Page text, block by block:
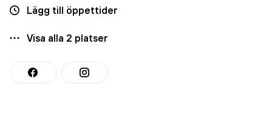
Lägg till öppettider
Visa alla 2 platser